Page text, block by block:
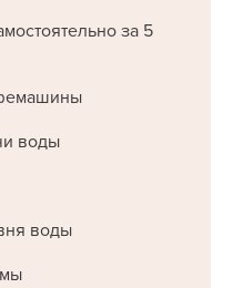
за 5
воды
воды